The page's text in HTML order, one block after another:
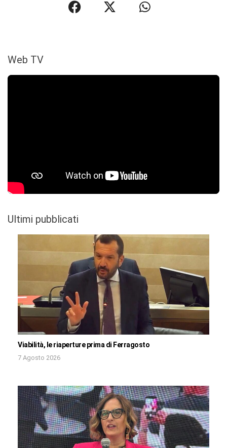
Web TV
Ultimi pubblicati
Viabilità, le riaperture prima di Ferragosto
7 Agosto 2026